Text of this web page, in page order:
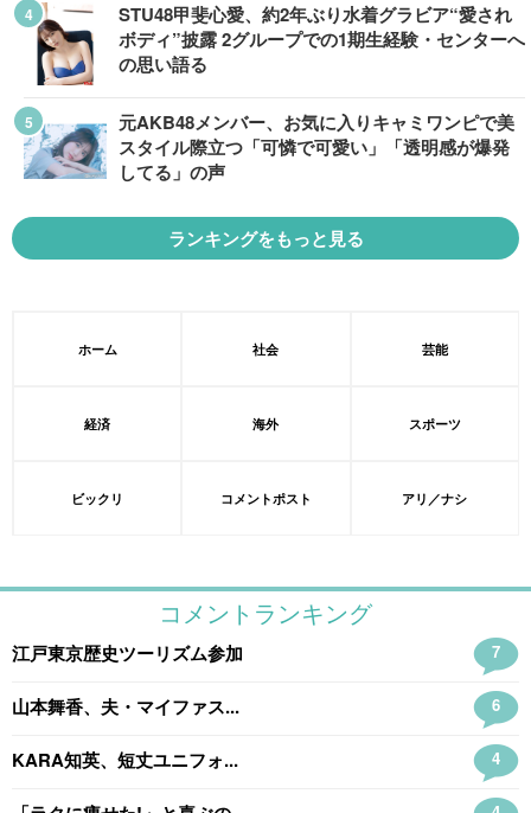
STU48甲斐心愛、約2年ぶり水着グラビア“愛され
ボディ”披露 2グループでの1期生経験・センターへ
の思い語る
元AKB48メンバー、お気に入りキャミワンピで美
スタイル際立つ「可憐で可愛い」「透明感が爆発
してる」の声
ランキングをもっと見る
ホーム 社会 芸能
経済 海外 スポーツ
ビックリ コメントポスト アリ／ナシ